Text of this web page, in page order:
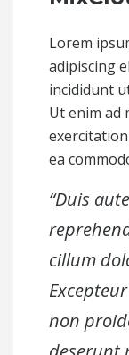
Lorem
adipiscing
incididunt
Ut enim ad
ea
“Duis
cillum
non